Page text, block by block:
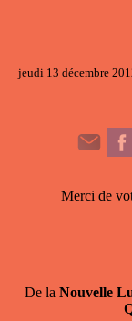
jeudi 13 décembre
Merci de
De la Nouvelle